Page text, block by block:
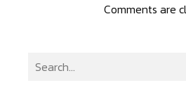
Comments are